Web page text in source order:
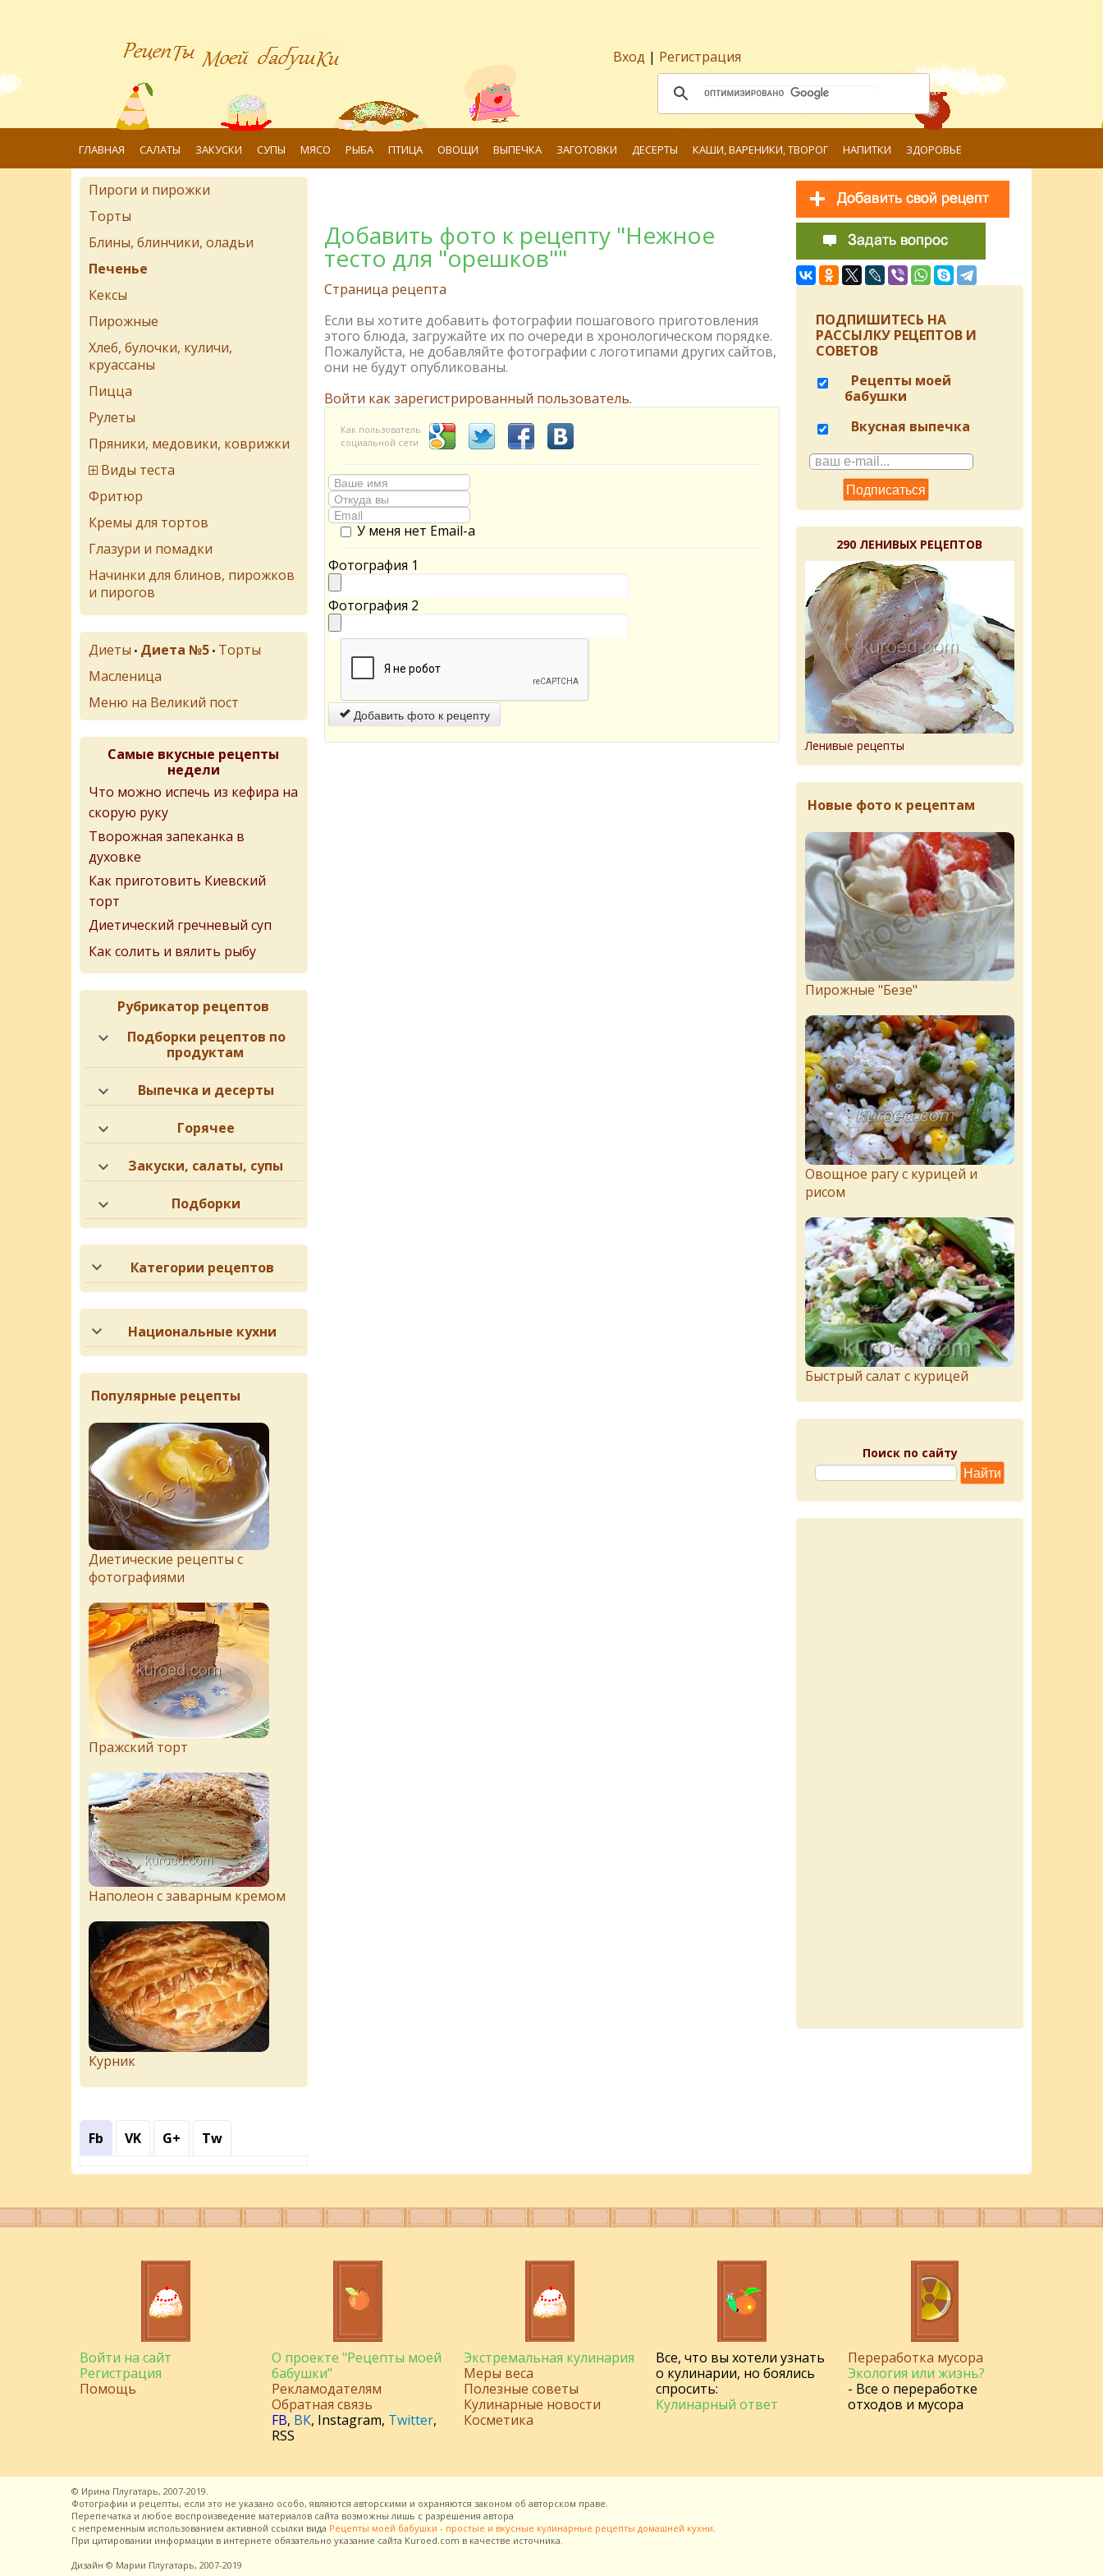
Вход | Регистрация
ГЛАВНАЯ САЛАТЫ ЗАКУСКИ СУПЫ МЯСО РЫБА ПТИЦА ОВОЩИ ВЫПЕЧКА ЗАГОТОВКИ ДЕСЕРТЫ КАШИ, ВАРЕНИКИ, ТВОРОГ НАПИТКИ ЗДОРОВЬЕ
Добавить фото к рецепту "Нежное
тесто для "орешков""
Страница рецепта
Если вы хотите добавить фотографии пошагового приготовления
этого блюда, загружайте их по очереди в хронологическом порядке.
Пожалуйста, не добавляйте фотографии с логотипами других сайтов,
они не будут опубликованы.
Войти как зарегистрированный пользователь.
Как пользователь
социальной сети
У меня нет Email-а
Фотография 1
Фотография 2
Добавить фото к рецепту
Пироги и пирожки
Торты
Блины, блинчики, оладьи
Печенье
Кексы
Пирожные
Хлеб, булочки, куличи,
круассаны
Пицца
Рулеты
Пряники, медовики, коврижки
Виды теста
Фритюр
Кремы для тортов
Глазури и помадки
Начинки для блинов, пирожков
и пирогов
Диеты • Диета №5 • Торты
Масленица
Меню на Великий пост
Самые вкусные рецепты
недели
Что можно испечь из кефира на
скорую руку
Творожная запеканка в
духовке
Как приготовить Киевский
торт
Диетический гречневый суп
Как солить и вялить рыбу
Рубрикатор рецептов
Подборки рецептов по
продуктам
Выпечка и десерты
Горячее
Закуски, салаты, супы
Подборки
Категории рецептов
Национальные кухни
Популярные рецепты
Диетические рецепты с
фотографиями
Пражский торт
Наполеон с заварным кремом
Курник
Fb VK G+ Tw
ПОДПИШИТЕСЬ НА
РАССЫЛКУ РЕЦЕПТОВ И
СОВЕТОВ
Рецепты моей
бабушки
Вкусная выпечка
290 ЛЕНИВЫХ РЕЦЕПТОВ
Ленивые рецепты
Новые фото к рецептам
Пирожныe "Бeзe"
Овощное рагу с курицей и
рисом
Быстрый салат с курицей
Поиск по сайту
Войти на сайт
Регистрация
Помощь
О проекте "Рецепты моей
бабушки"
Рекламодателям
Обратная связь
FB, ВК, Instagram, Twitter,
RSS
Экстремальная кулинария
Меры веса
Полезные советы
Кулинарные новости
Косметика
Все, что вы хотели узнать
о кулинарии, но боялись
спросить:
Кулинарный ответ
Переработка мусора
Экология или жизнь?
- Все о переработке
отходов и мусора
© Ирина Плугатарь, 2007-2019.
Фотографии и рецепты, если это не указано особо, являются авторскими и охраняются законом об авторском праве.
Перепечатка и любое воспроизведение материалов сайта возможны лишь с разрешения автора
с непременным использованием активной ссылки вида Рецепты моей бабушки - простые и вкусные кулинарные рецепты домашней кухни.
При цитировании информации в интернете обязательно указание сайта Kuroed.com в качестве источника.
Дизайн © Марии Плугатарь, 2007-2019